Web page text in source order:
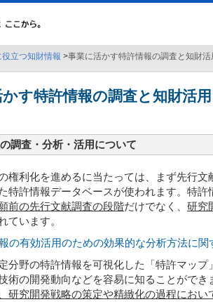
立つ知財情報 事業に活かす特許情報の調査と知財活
す特許情報の調査と知財活用
調査・分析・活用について
権利化を進めるに当たっては、まず先行
特許情報データベースが使われます。特
前の先行文献調査の段階だけでなく、 研究
ています。
の有効活用のための効果的な分析方法に関
分野の特許情報を可視化した「特許マッ
術の開発動向などを容易に知ることができ
研究開発戦略の策定や精緻化の過程におい